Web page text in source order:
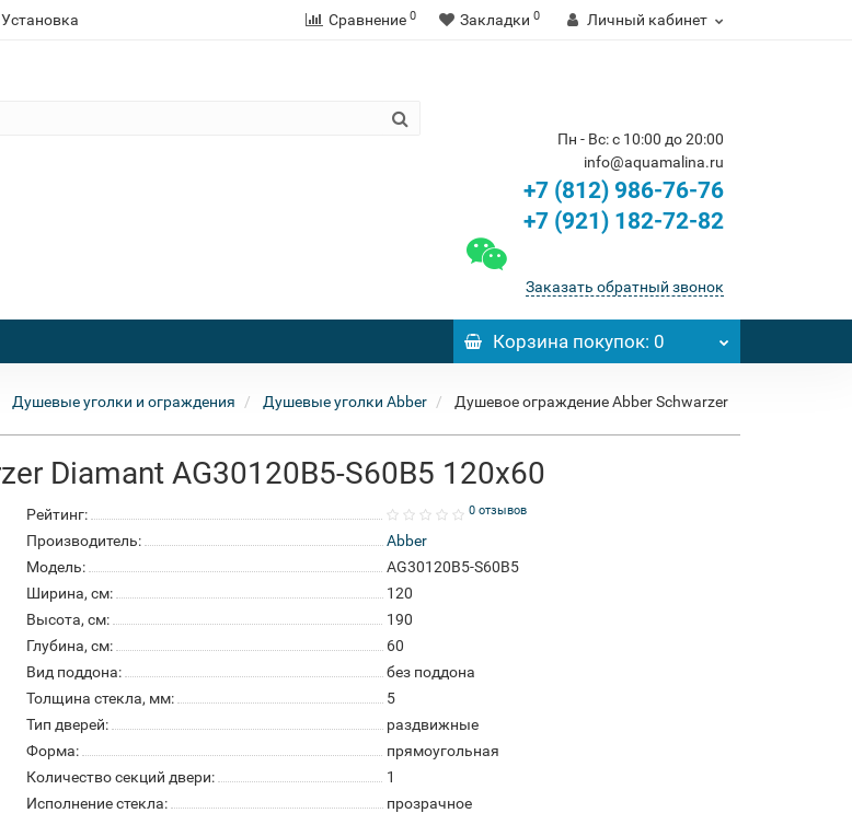
Установка Сравнение 0 Закладки 0 Личный кабинет
Пн - Вс: с 10:00 до 20:00
info@aquamalina.ru
+7 (812) 986-76-76
+7 (921) 182-72-82
Заказать обратный звонок
Корзинапокупок: 0
Душевые уголки и ограждения Душевые уголки Abber
Душевое ограждение Abber Schwarzer
Diamant AG30120B5-S60B5 120x60
Рейтинг: 0 отзывов
Производитель:
Abber
Модель:
AG30120B5-S60B5
Ширина, см:
120
Высота, см:
190
Глубина, см:
60
Вид поддона:
без поддона
Толщина стекла, мм:
5
Тип дверей:
раздвижные
Форма:
прямоугольная
Количество секций двери:
1
Исполнение стекла:
прозрачное